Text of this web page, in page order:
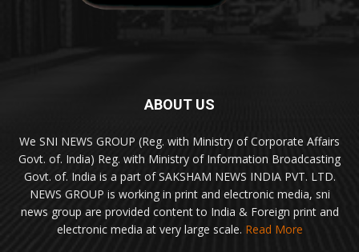
ABOUT US
We SNI NEWS GROUP (Reg. with Ministry of Corporate Affairs
Govt. of. India) Reg. with Ministry of Information Broadcasting
Govt. of. India is a part of SAKSHAM NEWS INDIA PVT. LTD.
NEWS GROUP is working in print and electronic media, sni
news group are provided content to India & Foreign print and
electronic media at very large scale. Read More